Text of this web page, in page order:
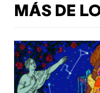
MÁS DE